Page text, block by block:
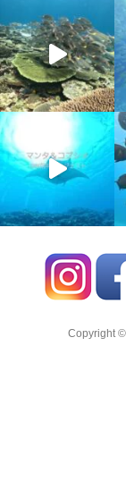
Copyright